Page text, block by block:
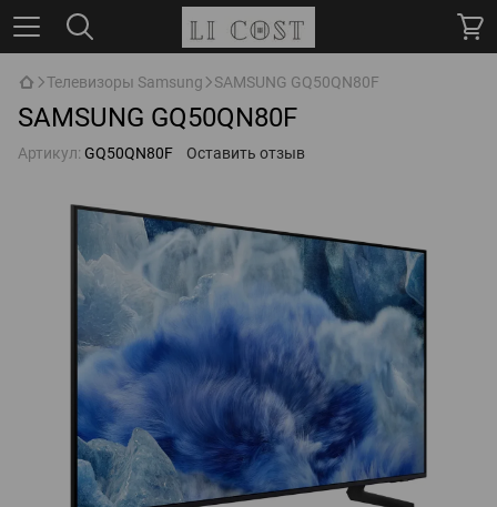
Телевизоры Samsung SAMSUNG GQ50QN80F
SAMSUNG GQ50QN80F
Артикул: GQ50QN80F Оставить отзыв